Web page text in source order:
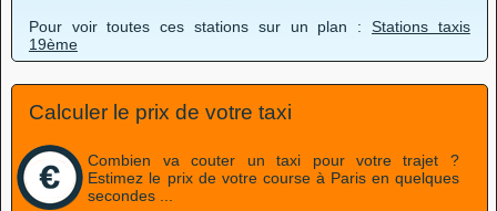
Pour voir toutes ces stations sur un plan :Stations taxis
19ème
Calculer le prix de votre taxi
Combien va couter un taxi pour votre trajet ?
Estimez le prix de votre course à Paris en quelques
secondes ...